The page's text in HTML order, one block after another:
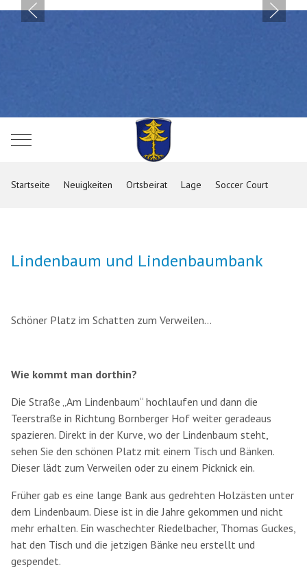
Mobile Menu Toggle
Startseite Neuigkeiten Ortsbeirat Lage Soccer Court
Lindenbaum und Lindenbaumbank
Schöner Platz im Schatten zum Verweilen...
Wie kommt man dorthin?
Die Straße „Am Lindenbaum“ hochlaufen und dann die
Teerstraße in Richtung Bornberger Hof weiter geradeaus
spazieren. Direkt in der Kurve, wo der Lindenbaum steht,
sehen Sie den schönen Platz mit einem Tisch und Bänken.
Dieser lädt zum Verweilen oder zu einem Picknick ein.
Früher gab es eine lange Bank aus gedrehten Holzästen unter
dem Lindenbaum. Diese ist in die Jahre gekommen und nicht
mehr erhalten. Ein waschechter Riedelbacher, Thomas Guckes,
hat den Tisch und die jetzigen Bänke neu erstellt und
gespendet.